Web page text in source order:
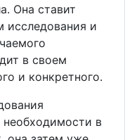
Она ставит
исследования и
в своем
и конкретного.
необходимости в